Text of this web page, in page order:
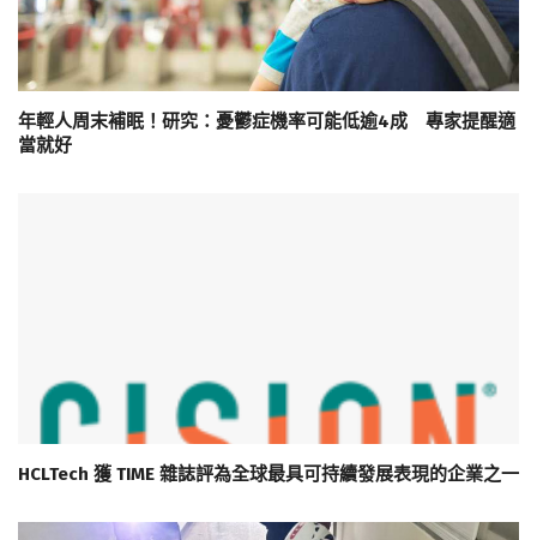
年輕人周末補眠！研究：憂鬱症機率可能低逾4成 專家提醒適
當就好
HCLTech 獲 TIME 雜誌評為全球最具可持續發展表現的企業之一